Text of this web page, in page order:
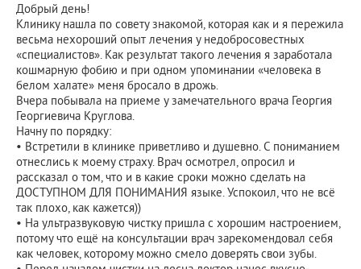
Добрый день!
Клинику нашла по совету знакомой, которая как и я пережила
весьма нехороший опыт лечения у недобросовестных
«специалистов». Как результат такого лечения я заработала
кошмарную фобию и при одном упоминании «человека в
белом халате» меня бросало в дрожь.
Вчера побывала на приеме у замечательного врача Георгия
Георгиевича Круглова.
Начну по порядку:
• Встретили в клинике приветливо и душевно. С пониманием
отнеслись к моему страху. Врач осмотрел, опросил и
рассказал о том, что и в какие сроки можно сделать на
ДОСТУПНОМ ДЛЯ ПОНИМАНИЯ языке. Успокоил, что не всё
так плохо, как кажется))
• На ультразвуковую чистку пришла с хорошим настроением,
потому что ещё на консультации врач зарекомендовал себя
как человек, которому можно смело доверять свои зубы.